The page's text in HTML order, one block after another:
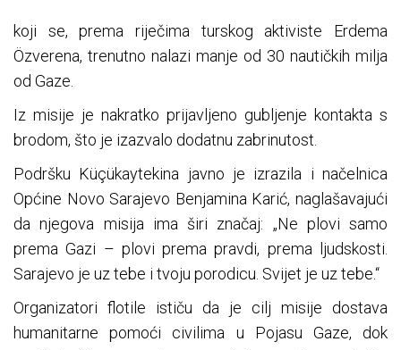
koji se, prema riječima turskog aktiviste Erdema
Özverena, trenutno nalazi manje od 30 nautičkih milja
od Gaze.
Iz misije je nakratko prijavljeno gubljenje kontakta s
brodom, što je izazvalo dodatnu zabrinutost.
Podršku Küçükaytekina javno je izrazila i načelnica
Općine Novo Sarajevo Benjamina Karić, naglašavajući
da njegova misija ima širi značaj: „Ne plovi samo
prema Gazi – plovi prema pravdi, prema ljudskosti.
Sarajevo je uz tebe i tvoju porodicu. Svijet je uz tebe.“
Organizatori flotile ističu da je cilj misije dostava
humanitarne pomoći civilima u Pojasu Gaze, dok